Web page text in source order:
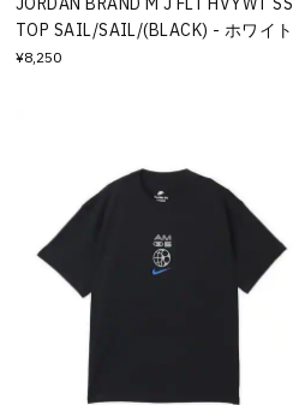
TOP SAIL/SAIL/(BLACK) - ホワイト
¥8,250